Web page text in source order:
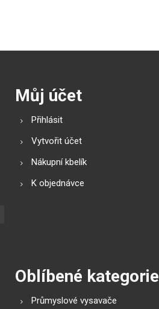
Můj účet
Přihlásit
Vytvořit účet
Nákupní kbelík
K objednávce
Oblíbené kategorie
Průmyslové vysavače